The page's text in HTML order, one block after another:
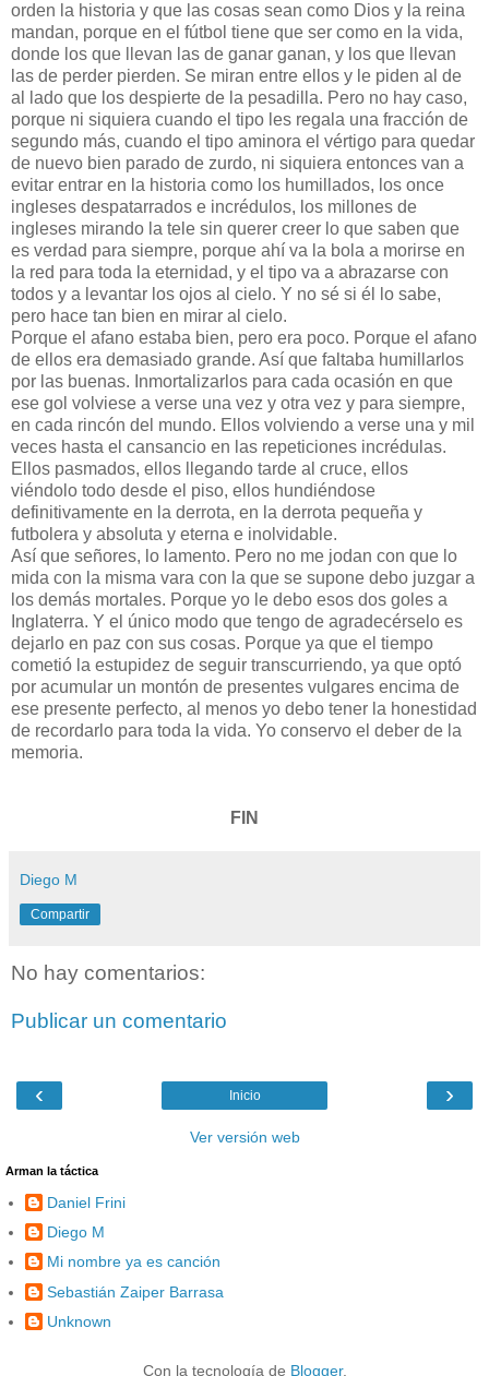
orden la historia y que las cosas sean como Dios y la reina
mandan, porque en el fútbol tiene que ser como en la vida,
donde los que llevan las de ganar ganan, y los que llevan
las de perder pierden. Se miran entre ellos y le piden al de
al lado que los despierte de la pesadilla. Pero no hay caso,
porque ni siquiera cuando el tipo les regala una fracción de
segundo más, cuando el tipo aminora el vértigo para quedar
de nuevo bien parado de zurdo, ni siquiera entonces van a
evitar entrar en la historia como los humillados, los once
ingleses despatarrados e incrédulos, los millones de
ingleses mirando la tele sin querer creer lo que saben que
es verdad para siempre, porque ahí va la bola a morirse en
la red para toda la eternidad, y el tipo va a abrazarse con
todos y a levantar los ojos al cielo. Y no sé si él lo sabe,
pero hace tan bien en mirar al cielo.
Porque el afano estaba bien, pero era poco. Porque el afano
de ellos era demasiado grande. Así que faltaba humillarlos
por las buenas. Inmortalizarlos para cada ocasión en que
ese gol volviese a verse una vez y otra vez y para siempre,
en cada rincón del mundo. Ellos volviendo a verse una y mil
veces hasta el cansancio en las repeticiones incrédulas.
Ellos pasmados, ellos llegando tarde al cruce, ellos
viéndolo todo desde el piso, ellos hundiéndose
definitivamente en la derrota, en la derrota pequeña y
futbolera y absoluta y eterna e inolvidable.
Así que señores, lo lamento. Pero no me jodan con que lo
mida con la misma vara con la que se supone debo juzgar a
los demás mortales. Porque yo le debo esos dos goles a
Inglaterra. Y el único modo que tengo de agradecérselo es
dejarlo en paz con sus cosas. Porque ya que el tiempo
cometió la estupidez de seguir transcurriendo, ya que optó
por acumular un montón de presentes vulgares encima de
ese presente perfecto, al menos yo debo tener la honestidad
de recordarlo para toda la vida. Yo conservo el deber de la
memoria.
FIN
Diego M
Compartir
No hay comentarios:
Publicar un comentario
‹ ›
Inicio
Ver versión web
Arman la táctica
Daniel Frini
Diego M
Mi nombre ya es canción
Sebastián Zaiper Barrasa
Unknown
Con la tecnología de Blogger.